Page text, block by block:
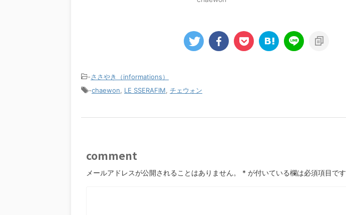
-ささやき（informations）
-chaewon, LE SSERAFIM, チェウォン
comment
メールアドレスが公開されることはありません。 * が付いている欄は必須項目です